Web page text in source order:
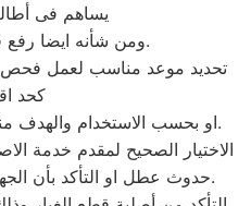
يساهم فى
ومن شأنه ايضا رفع قدرة وكفاءة الجهاز.
كحد
او بحسب الاستخدام والهدف منه الاقلال من حدوث الاعطال.
حدوث عطل او التأكد بأن الجهاز لا يعمل بالشكل المطلوب.